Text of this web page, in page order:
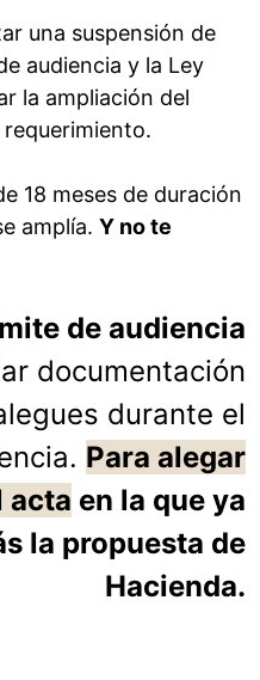
una suspensión de
audiencia y la Ley
la ampliación del
18 meses de duración
amplía. Y no te
de audiencia
documentación
durante el
Para alegar
acta en la que ya
la propuesta de
Hacienda.